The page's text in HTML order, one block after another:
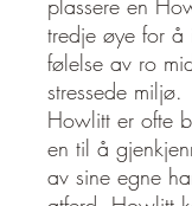
plassere en
tredje øye for å
følelse av ro
stressede miljø.
Howlitt er ofte
en til å
av sine egne